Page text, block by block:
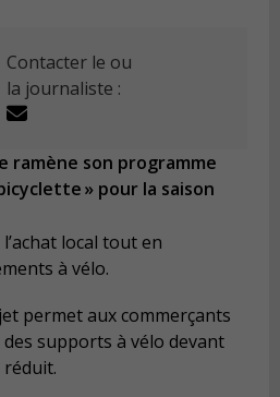
Contacter le ou
la journaliste :
ramène son programme
» pour la saison
local tout en
à vélo.
permet aux commerçants
des supports à vélo devant
réduit.